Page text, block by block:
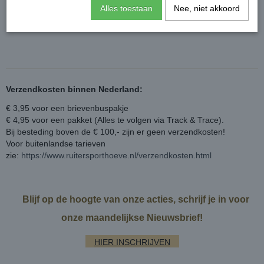
Verzendkosten binnen Nederland:
€ 3,95 voor een brievenbuspakje
€ 4,95 voor een pakket (Alles te volgen via Track & Trace).
Bij besteding boven de € 100,- zijn er geen verzendkosten!
Voor buitenlandse tarieven
zie: https://www.ruitersporthoeve.nl/verzendkosten.html
Blijf op de hoogte van onze acties, schrijf je in voor
onze maandelijkse Nieuwsbrief!
HIER INSCHRIJVEN
Alles toestaan Nee, niet akkoord